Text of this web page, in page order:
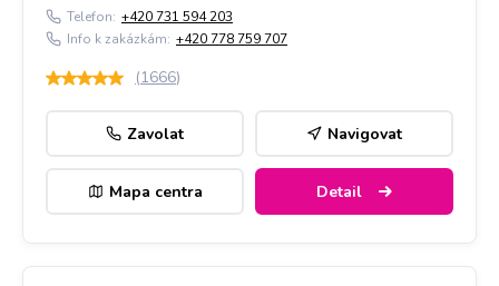
Telefon: +420 731 594 203
Info k zakázkám: +420 778 759 707
(1666)
Zavolat Navigovat
Mapa centra Detail